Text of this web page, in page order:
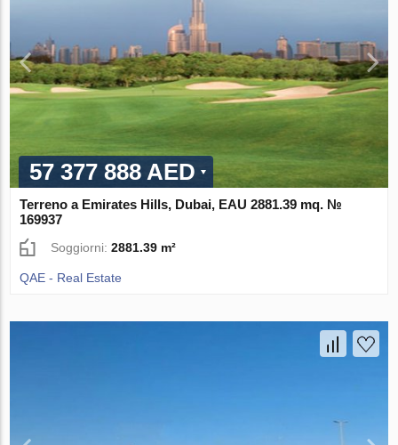
57 377 888 AED
Terreno a Emirates Hills, Dubai, EAU 2881.39 mq. №
169937
Soggiorni:2881.39 m²
QAE - Real Estate